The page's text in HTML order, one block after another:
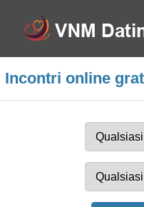
Incontri online